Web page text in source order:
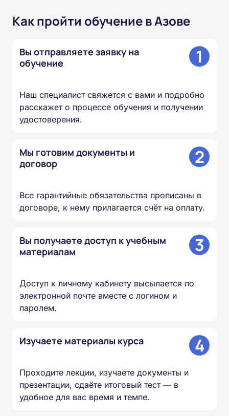
Как пройти обучение в Азове
Вы отправляете заявку на
обучение
1
Наш специалист свяжется с вами и подробно
расскажет о процессе обучения и получении
удостоверения.
Мы готовим документы и
договор
2
Все гарантийные обязательства прописаны в
договоре, к нему прилагается счёт на оплату.
Вы получаете доступ к учебным
материалам
3
Доступ к личному кабинету высылается по
электронной почте вместе с логином и
паролем.
Изучаете материалы курса 4
Проходите лекции, изучаете документы и
презентации, сдаёте итоговый тест — в
удобное для вас время и темпе.